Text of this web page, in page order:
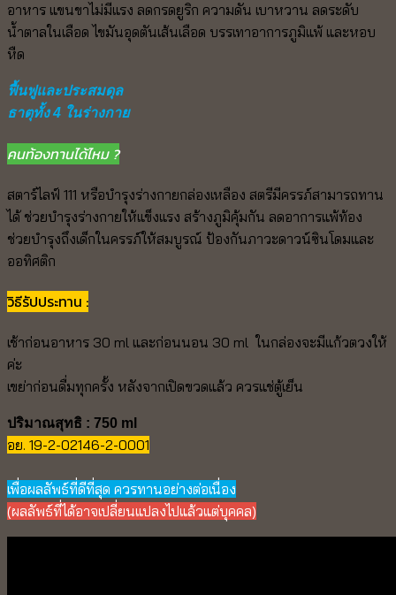
อาหาร แขนขาไม่มีแรง ลดกรดยูริก ความดัน เบาหวาน ลดระดับ
น้ำตาลในเลือด ไขมันอุดตันเส้นเลือด บรรเทาอาการภูมิแพ้ และหอบ
หืด
ฟื้นฟูและประสมดุล
ธาตุทั้ง 4 ในร่างกาย
คนท้องทานได้ไหม ?
สตาร์ไลฟ์ 111 หรือบำรุงร่างกายกล่องเหลือง สตรีมีครรภ์สามารถทาน
ได้ ช่วยบำรุงร่างกายให้แข็งแรง สร้างภูมิคุ้มกัน ลดอาการแพ้ท้อง
ช่วยบำรุงถึงเด็กในครรภ์ให้สมบูรณ์ ป้องกันภาวะดาวน์ซินโดมและ
ออทิศติก
วิธีรัปประทาน :
เช้าก่อนอาหาร 30 ml และก่อนนอน 30 ml ในกล่องจะมีแก้วตวงให้
ค่ะ
เขย่าก่อนดื่มทุกครั้ง หลังจากเปิดขวดแล้ว ควรแช่ตู้เย็น
ปริมาณสุทธิ : 750 ml
อย. 19-2-02146-2-0001
เพื่อผลลัพธ์ที่ดีที่สุด ควรทานอย่างต่อเนื่อง
(ผลลัพธ์ที่ได้อาจเปลี่ยนแปลงไปแล้วแต่บุคคล)